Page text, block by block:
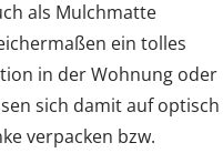
als Mulchmatte
ein tolles
in der Wohnung oder
sich damit auf optisch
verpacken bzw.